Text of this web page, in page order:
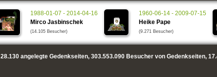
1988-01-07 - 2014-04-16
Mirco Jasbinschek
(14.105 Besucher)
1960-06-14 - 2009-07-15
Heike Pape
(9.271 Besucher)
28.130angelegte Gedenkseiten, 303.553.090Besucher von Gedenkseiten,